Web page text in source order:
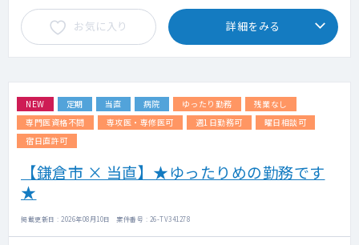
お気に入り 詳細をみる
NEW 定期 当直 病院 ゆったり勤務
残業なし
専門医資格不問
専攻医・専修医可 週1日勤務可
曜日相談可
宿日直許可
【鎌倉市 × 当直】★ゆったりめの勤務です
★
掲載更新日 : 2026年08月10日 案件番号 : 26-TV341278